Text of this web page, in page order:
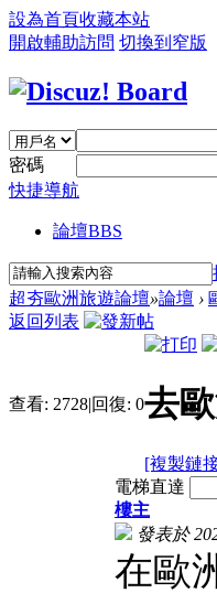
設為首頁收藏本站
開啟輔助訪問 切換到窄版
密碼
快捷導航
論壇BBS
超夯歐洲旅遊論壇»論壇 ›
返回列表
查看: 2728|回復: 0去
[複製鏈
電梯直達
樓主
發表於
在歐